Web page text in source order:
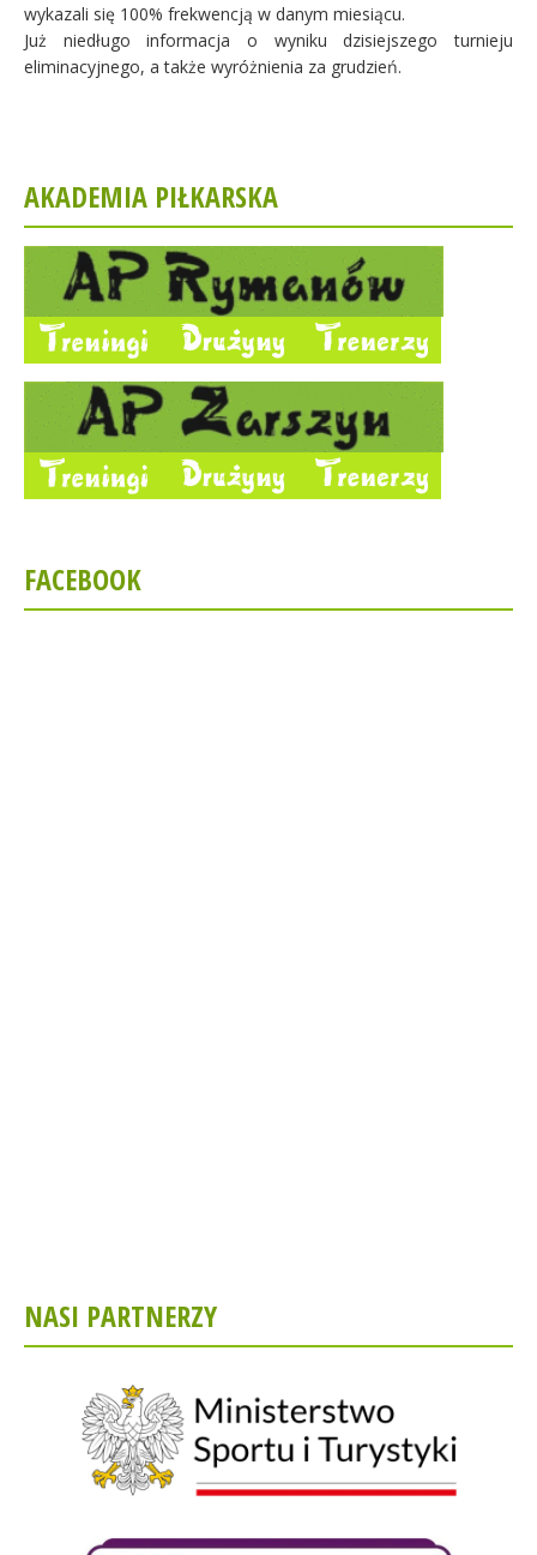
wykazali się 100% frekwencją w danym miesiącu.
Już niedługo informacja o wyniku dzisiejszego turnieju
eliminacyjnego, a także wyróżnienia za grudzień.
AKADEMIA PIŁKARSKA
FACEBOOK
NASI PARTNERZY